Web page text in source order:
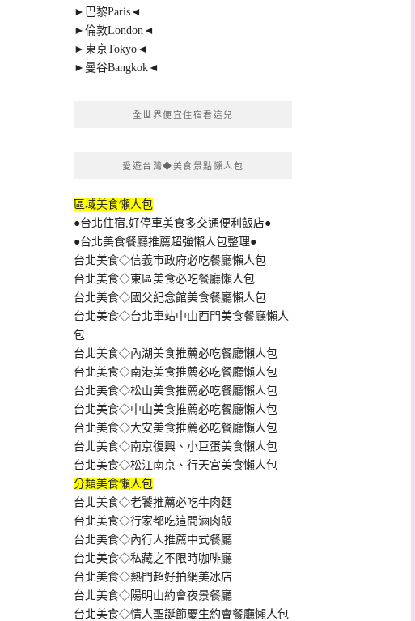
►巴黎Paris◄
►倫敦London◄
►東京Tokyo◄
►曼谷Bangkok◄
全世界便宜住宿看這兒
愛遊台灣◆美食景點懶人包
區域美食懶人包
●台北住宿,好停車美食多交通便利飯店●
●台北美食餐廳推薦超強懶人包整理●
台北美食◇信義市政府必吃餐廳懶人包
台北美食◇東區美食必吃餐廳懶人包
台北美食◇國父紀念館美食餐廳懶人包
台北美食◇台北車站中山西門美食餐廳懶人
包
台北美食◇內湖美食推薦必吃餐廳懶人包
台北美食◇南港美食推薦必吃餐廳懶人包
台北美食◇松山美食推薦必吃餐廳懶人包
台北美食◇中山美食推薦必吃餐廳懶人包
台北美食◇大安美食推薦必吃餐廳懶人包
台北美食◇南京復興、小巨蛋美食懶人包
台北美食◇松江南京、行天宮美食懶人包
分類美食懶人包
台北美食◇老饕推薦必吃牛肉麵
台北美食◇行家都吃這間滷肉飯
台北美食◇內行人推薦中式餐廳
台北美食◇私藏之不限時咖啡廳
台北美食◇熱門超好拍網美冰店
台北美食◇陽明山約會夜景餐廳
台北美食◇情人聖誕節慶生約會餐廳懶人包